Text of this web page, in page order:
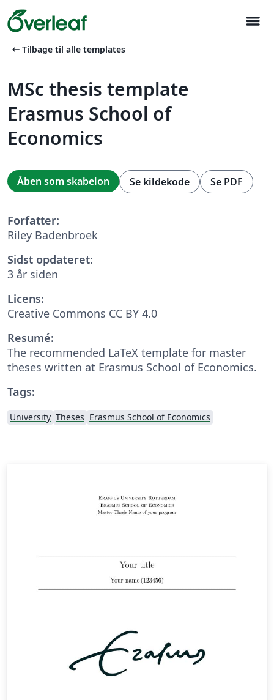
menu
arrow_left_alt Tilbage til alle templates
MSc thesis template
Erasmus School of
Economics
Åben som skabelon Se kildekode Se PDF
Forfatter:
Riley Badenbroek
Sidst opdateret:
3 år siden
Licens:
Creative Commons CC BY 4.0
Resumé:
The recommended LaTeX template for master
theses written at Erasmus School of Economics.
Tags:
University Theses Erasmus School of Economics